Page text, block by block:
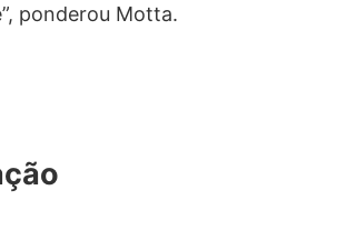
ponderou Motta.